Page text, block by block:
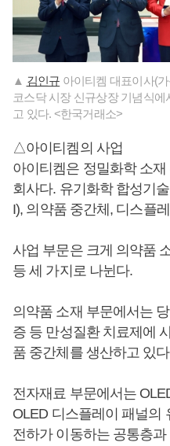
▲ 김인규 아이티켐 대표이사(
코스닥 시장 신규상장 기념식
고 있다. <한국거래소>
△아이티켐의 사업
아이티켐은 정밀화학 소
회사다. 유기화학 합성기
I), 의약품 중간체, 디스플
사업 부문은 크게 의약품
등 세 가지로 나뉜다.
의약품 소재 부문에서는
증 등 만성질환 치료제에
품 중간체를 생산하고 있
전자재료 부문에서는
OLED 디스플레이 패널의
전하가 이동하는 공통층